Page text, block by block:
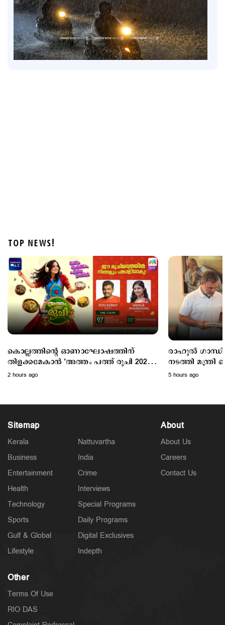
Politics
പ്രധാനമന്ത്രിയുടെ വിദേശയാത്രകൾക്ക് 2021 മുതൽ
ചെലവായത് 557 കോടി രൂപ; കണക്കുകൾ
രാജ്യസഭയിൽ
8 hours ago
സാമൂഹികക്ഷേമ പെൻഷൻ ഇനി ബാങ്ക്
അക്കൗണ്ടിലേക്ക്; സഹകരണ ബാങ്കുകളെ ഒഴിവാക്കി
TOP NEWS!
കൊല്ലത്തിന്റെ ഓണാഘോഷത്തിന്
തിളക്കമേകാൻ 'അത്തം പത്ത് രുചി 2026';
ഇന്നെത്തും
2 hours ago
രാഹുൽ
നടത്തി മന്ത്രി കെ.എ തുളസി;
ഓണക്കോടിയും
5 hours ago
Sitemap
Kerala
Business
Entertainment
Health
Technology
Sports
Gulf & Global
Lifestyle
Nattuvartha
India
Crime
Interviews
Special Programs
Daily Programs
Digital Exclusives
Indepth
About
About Us
Careers
Contact Us
Other
Terms Of Use
RIO DAS